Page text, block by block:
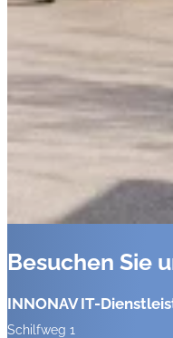
Besuchen Sie
INNONAV IT-
Schilfweg 1